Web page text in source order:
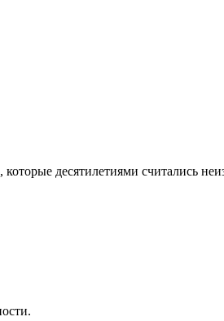
десятилетиями считались